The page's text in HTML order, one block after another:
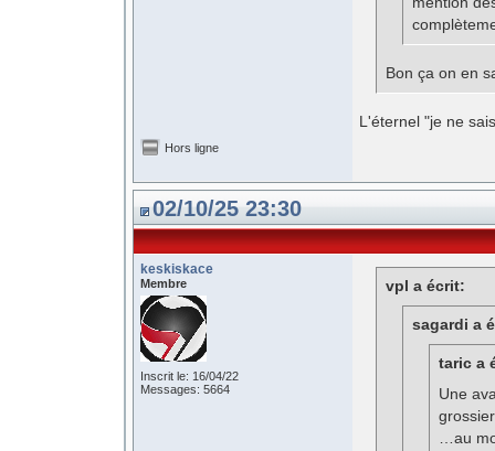
Bon ça on en
L'éternel "je ne
Hors ligne
02/10/25 23:30
keskiskace
Membre
Inscrit le: 16/04/22
Messages: 5664
vpl a écrit:
sagardi a
taric a
Une
…au